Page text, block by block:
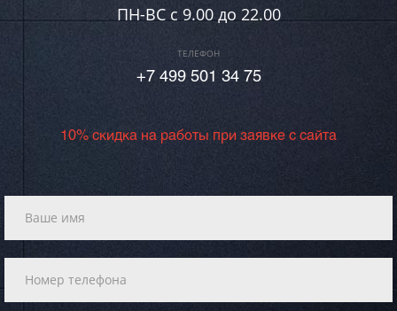
ПН-ВC c 9.00 до 22.00
ТЕЛЕФОН
+7 499 501 34 75
10% скидка на работы при заявке с сайта